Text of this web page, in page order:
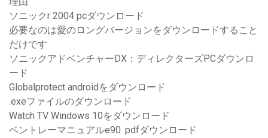
ソニックr 2004 pcダウンロード
必要なのは愛のロングバージョンをダウンロードすること
だけです
ソニックアドベンチャーDX：ディレクターズPCダウンロ
ード
Globalprotect androidをダウンロード
.exeファイルのダウンロード
Watch TV Windows 10をダウンロード
ベントレーマニュアルe90 .pdfダウンロード